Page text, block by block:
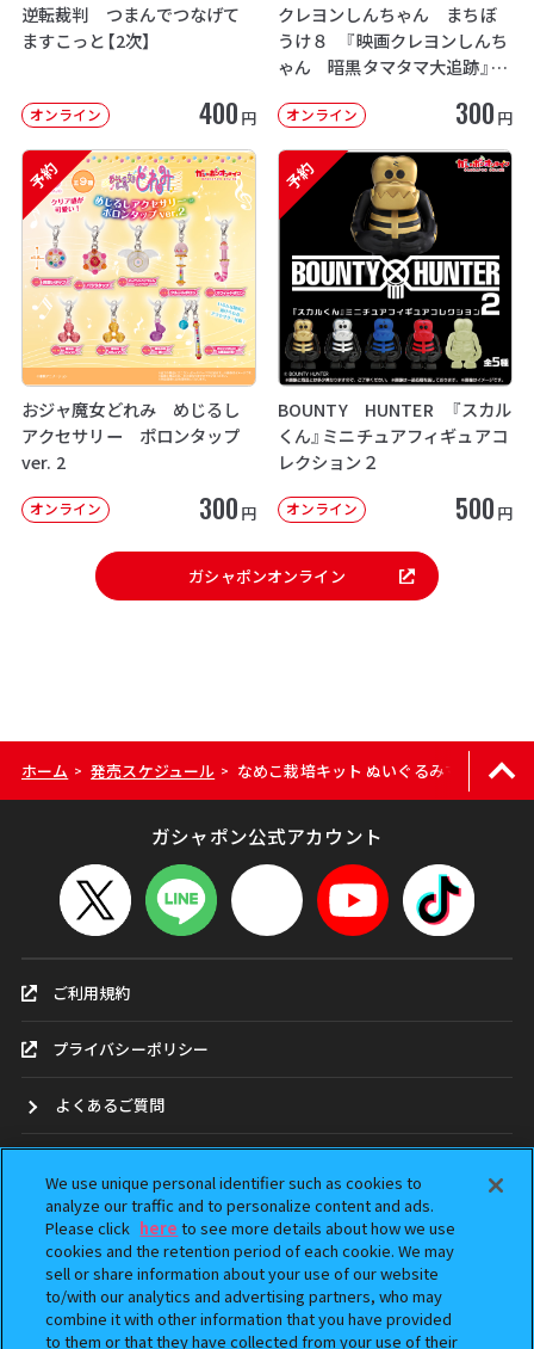
逆転裁判 つまんでつなげて
ますこっと【2次】
オンライン 400 円
クレヨンしんちゃん まちぼ
うけ８ 『映画クレヨンしんち
ゃん 暗黒タマタマ大追跡』【2
オンライン 300 円
予約
おジャ魔女どれみ めじるし
アクセサリー ポロンタップ
ver. 2
オンライン 300 円
予約
BOUNTY HUNTER 『スカル
くん』ミニチュアフィギュアコ
レクション２
オンライン 500 円
ガシャポンオンライン
ホーム > 発売スケジュール > なめこ栽培キット ぬいぐるみマスコット
ガシャポン公式アカウント
ご利用規約
プライバシーポリシー
よくあるご質問
ガシャポンどこ？
アンケート
ウェブアクセシビリティ方針
We use unique personal identifier such as cookies to
analyze our traffic and to personalize content and ads.
Please click here to see more details about how we use
cookies and the retention period of each cookie. We may
sell or share information about your use of our website
to/with our analytics and advertising partners, who may
combine it with other information that you have provided
to them or that they have collected from your use of their